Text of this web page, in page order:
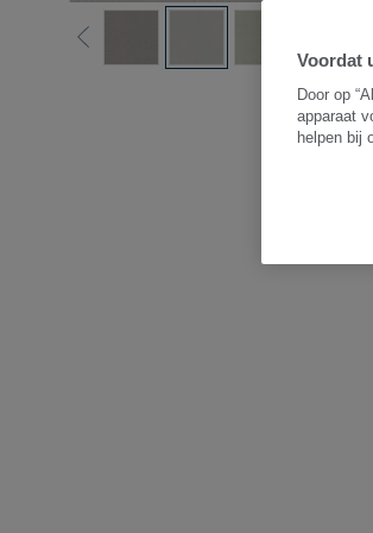
Voordat
Door op
apparaat
helpen bij